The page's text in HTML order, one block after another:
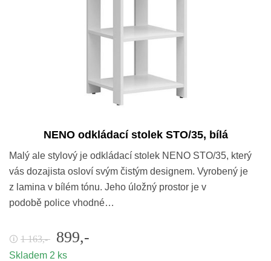
NENO odkládací stolek STO/35, bílá
Malý ale stylový je odkládací stolek NENO STO/35, který
vás dozajista osloví svým čistým designem. Vyrobený je
z lamina v bílém tónu. Jeho úložný prostor je v
podobě police vhodné…
🛈 1 163,- 899,-
Skladem 2 ks